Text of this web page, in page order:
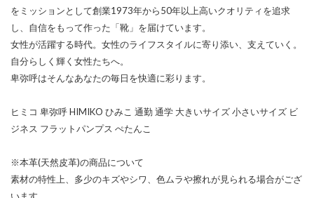
をミッションとして創業1973年から50年以上高いクオリティを追求
し、自信をもって作った「靴」を届けています。
女性が活躍する時代。女性のライフスタイルに寄り添い、支えていく。
自分らしく輝く女性たちへ。
卑弥呼はそんなあなたの毎日を快適に彩ります。
ヒミコ 卑弥呼 HIMIKO ひみこ 通勤 通学 大きいサイズ 小さいサイズ ビ
ジネス フラットパンプス ぺたんこ
※本革(天然皮革)の商品について
素材の特性上、多少のキズやシワ、色ムラや擦れが見られる場合がござ
います。